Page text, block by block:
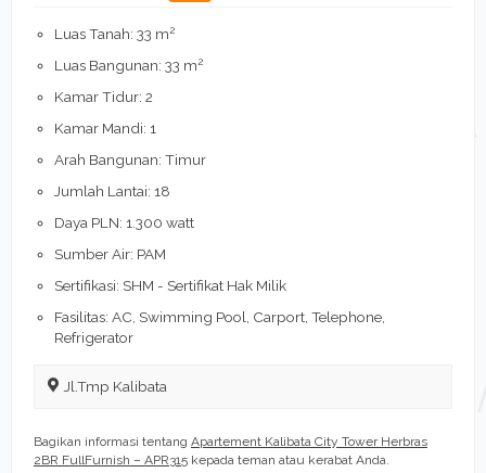
Luas Tanah: 33 m2
Luas Bangunan: 33 m2
Kamar Tidur: 2
Kamar Mandi: 1
Arah Bangunan: Timur
Jumlah Lantai: 18
Daya PLN: 1.300 watt
Sumber Air: PAM
Sertifikasi: SHM - Sertifikat Hak Milik
Fasilitas: AC, Swimming Pool, Carport, Telephone,
Refrigerator
Jl.Tmp Kalibata
Bagikan informasi tentang Apartement Kalibata City Tower Herbras
2BR FullFurnish – APR315 kepada teman atau kerabat Anda.